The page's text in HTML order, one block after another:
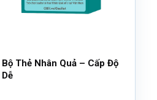
Bộ Thẻ Nhân Quả – Cấp Độ
Dễ